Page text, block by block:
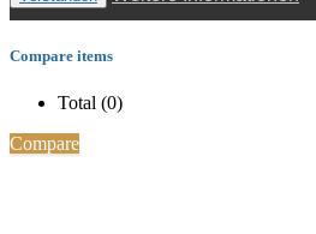
Compare items
Total (0)
Compare